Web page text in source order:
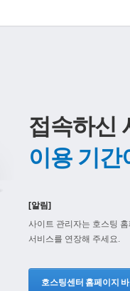
접속하신
이용 기간
[알림]
사이트 관리자는 호스팅 홈
서비스를 연장해 주세요.
호스팅센터 홈페이지 바